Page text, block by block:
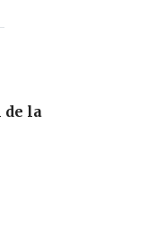
de la